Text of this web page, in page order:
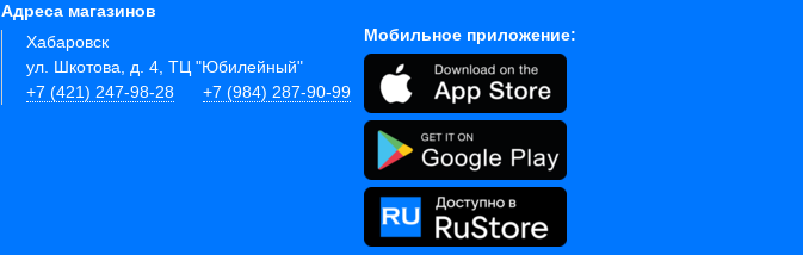
Адреса магазинов
Хабаровск
ул. Шкотова, д. 4, ТЦ "Юбилейный"
+7 (421) 247-98-28
+7 (984) 287-90-99
Мобильное приложение: